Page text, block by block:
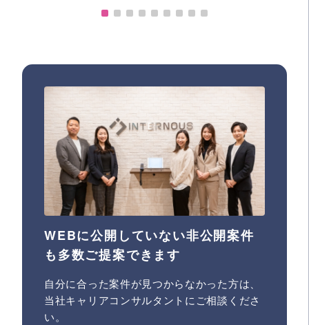
WEBに公開していない非公開案件
も多数ご提案できます
自分に合った案件が見つからなかった方は、
当社キャリアコンサルタントにご相談くださ
い。